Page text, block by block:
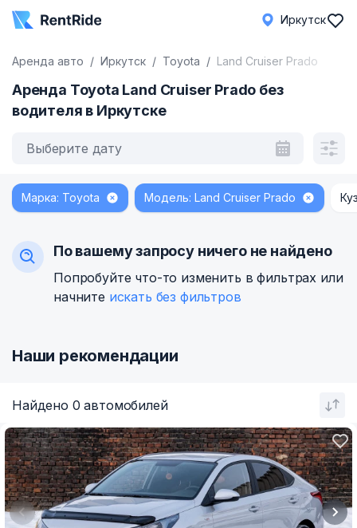
Иркутск
Аренда авто Иркутск Toyota Land Cruiser Prado
Аренда Toyota Land Cruiser Prado без
водителя в Иркутске
Выберите дату
Марка: Toyota Модель: Land Cruiser Prado
Найдено 0 автомобилей
По вашему запросу ничего не найдено
Попробуйте что-то изменить в фильтрах или
начните искать без фильтров
Наши рекомендации